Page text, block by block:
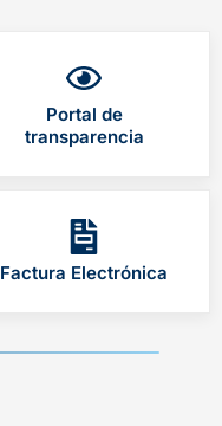
Portal de
transparencia
Factura Electrónica